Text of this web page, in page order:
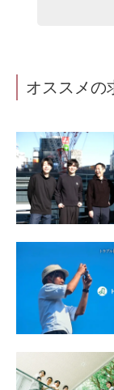
オススメの